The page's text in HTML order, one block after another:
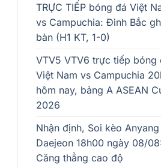
TRỰC TIẾP bóng đá Việt
vs Campuchia: Đình Bắc
bàn (H1 KT, 1-0)
VTV5 VTV6 trực tiếp bóng
Việt Nam vs Campuchia
hôm nay, bảng A ASEAN
2026
Nhận định, Soi kèo
Daejeon 18h00 ngày 08/
Căng thẳng cao độ